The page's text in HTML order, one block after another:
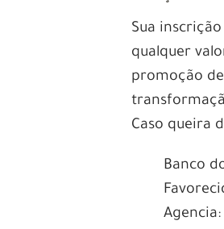
Sua
qualquer
promoção
Caso queira
Banco